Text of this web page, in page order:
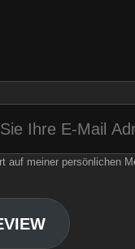
auf meiner persönlichen